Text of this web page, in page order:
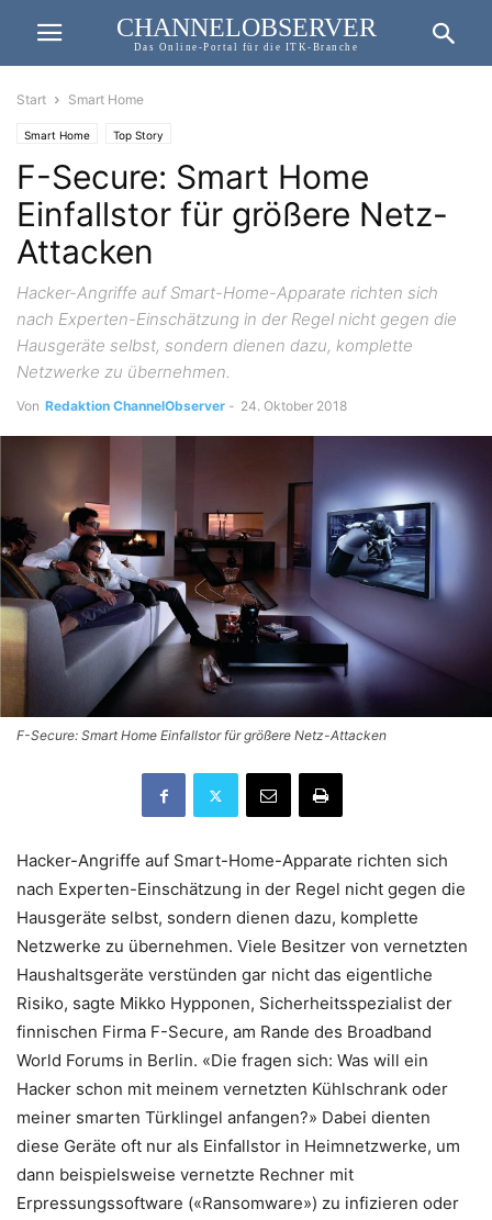
CHANNELOBSERVER
Das Online-Portal für die ITK-Branche
Start Smart Home
Smart Home Top Story
F-Secure: Smart Home
Einfallstor für größere Netz-
Attacken
Hacker-Angriffe auf Smart-Home-Apparate richten sich
nach Experten-Einschätzung in der Regel nicht gegen die
Hausgeräte selbst, sondern dienen dazu, komplette
Netzwerke zu übernehmen.
Von Redaktion ChannelObserver - 24. Oktober 2018
F-Secure: Smart Home Einfallstor für größere Netz-Attacken
Hacker-Angriffe auf Smart-Home-Apparate richten sich
nach Experten-Einschätzung in der Regel nicht gegen die
Hausgeräte selbst, sondern dienen dazu, komplette
Netzwerke zu übernehmen. Viele Besitzer von vernetzten
Haushaltsgeräte verstünden gar nicht das eigentliche
Risiko, sagte Mikko Hypponen, Sicherheitsspezialist der
finnischen Firma F-Secure, am Rande des Broadband
World Forums in Berlin. «Die fragen sich: Was will ein
Hacker schon mit meinem vernetzten Kühlschrank oder
meiner smarten Türklingel anfangen?» Dabei dienten
diese Geräte oft nur als Einfallstor in Heimnetzwerke, um
dann beispielsweise vernetzte Rechner mit
Erpressungssoftware («Ransomware») zu infizieren oder